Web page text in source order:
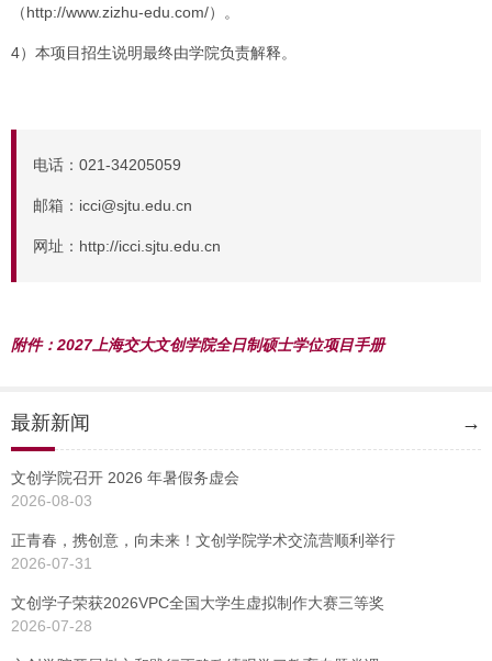
（http://www.zizhu-edu.com/）。
4）本项目招生说明最终由学院负责解释。
电话：021-34205059
邮箱：icci@sjtu.edu.cn
网址：http://icci.sjtu.edu.cn
附件：2027上海交大文创学院全日制硕士学位项目手册
最新新闻 →
文创学院召开 2026 年暑假务虚会
2026-08-03
正青春，携创意，向未来！文创学院学术交流营顺利举行
2026-07-31
文创学子荣获2026VPC全国大学生虚拟制作大赛三等奖
2026-07-28